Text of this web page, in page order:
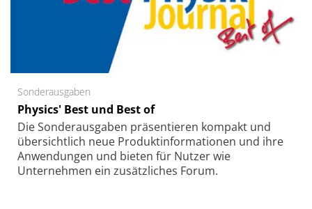
Sonderausgaben
Physics' Best und Best of
Die Sonder­ausgaben präsentieren kompakt und
übersichtlich neue Produkt­informationen und ihre
Anwendungen und bieten für Nutzer wie
Unternehmen ein zusätzliches Forum.